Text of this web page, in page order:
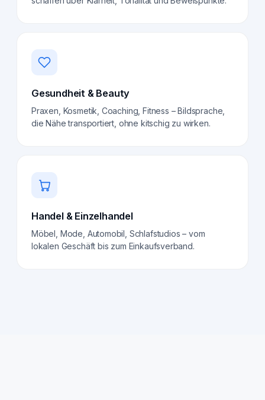
Gesundheit & Beauty
Praxen, Kosmetik, Coaching, Fitness – Bildsprache,
die Nähe transportiert, ohne kitschig zu wirken.
Handel & Einzelhandel
Möbel, Mode, Automobil, Schlafstudios – vom
lokalen Geschäft bis zum Einkaufsverband.